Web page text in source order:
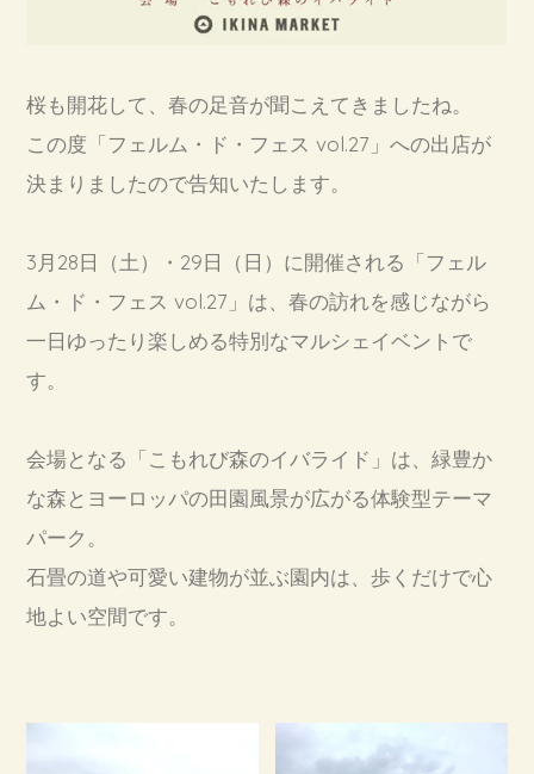
桜も開花して、春の足音が聞こえてきましたね。
この度「フェルム・ド・フェス vol.27」への出店が
決まりましたので告知いたします。
3月28日（土）・29日（日）に開催される 「フェル
ム・ド・フェス vol.27 」は、春の訪れを感じながら
一日ゆったり楽しめる特別なマルシェイベントで
す。
会場となる「こもれび森のイバライド 」は、緑豊か
な森とヨーロッパの田園風景が広がる体験型テーマ
パーク。
石畳の道や可愛い建物が並ぶ園内は、歩くだけで心
地よい空間です。